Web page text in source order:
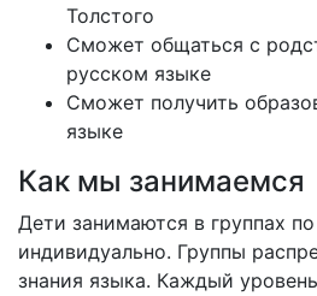
Толстого
Сможет общаться с
русском языке
Сможет получить
языке
Как мы занимаемся
Дети занимаются в группах
индивидуально. Группы
знания языка. Каждый